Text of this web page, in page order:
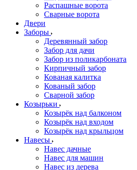
Распашные ворота
Сварные ворота
Двери
Заборы
Деревянный забор
Забор для дачи
Забор из поликарбоната
Кирпичный забор
Кованая калитка
Кованый забор
Сварной забор
Козырьки
Козырёк над балконом
Козырёк над входом
Козырёк над крыльцом
Навесы
Навес дачные
Навес для машин
Навес из дерева